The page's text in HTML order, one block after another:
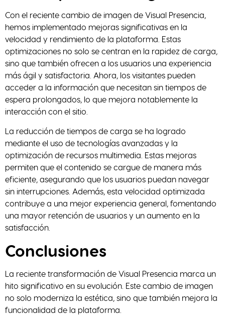
Con el reciente cambio de imagen de Visual Presencia,
hemos implementado mejoras significativas en la
velocidad y rendimiento de la plataforma. Estas
optimizaciones no solo se centran en la rapidez de carga,
sino que también ofrecen a los usuarios una experiencia
más ágil y satisfactoria. Ahora, los visitantes pueden
acceder a la información que necesitan sin tiempos de
espera prolongados, lo que mejora notablemente la
interacción con el sitio.
La reducción de tiempos de carga se ha logrado
mediante el uso de tecnologías avanzadas y la
optimización de recursos multimedia. Estas mejoras
permiten que el contenido se cargue de manera más
eficiente, asegurando que los usuarios puedan navegar
sin interrupciones. Además, esta velocidad optimizada
contribuye a una mejor experiencia general, fomentando
una mayor retención de usuarios y un aumento en la
satisfacción.
Conclusiones
La reciente transformación de Visual Presencia marca un
hito significativo en su evolución. Este cambio de imagen
no solo moderniza la estética, sino que también mejora la
funcionalidad de la plataforma.